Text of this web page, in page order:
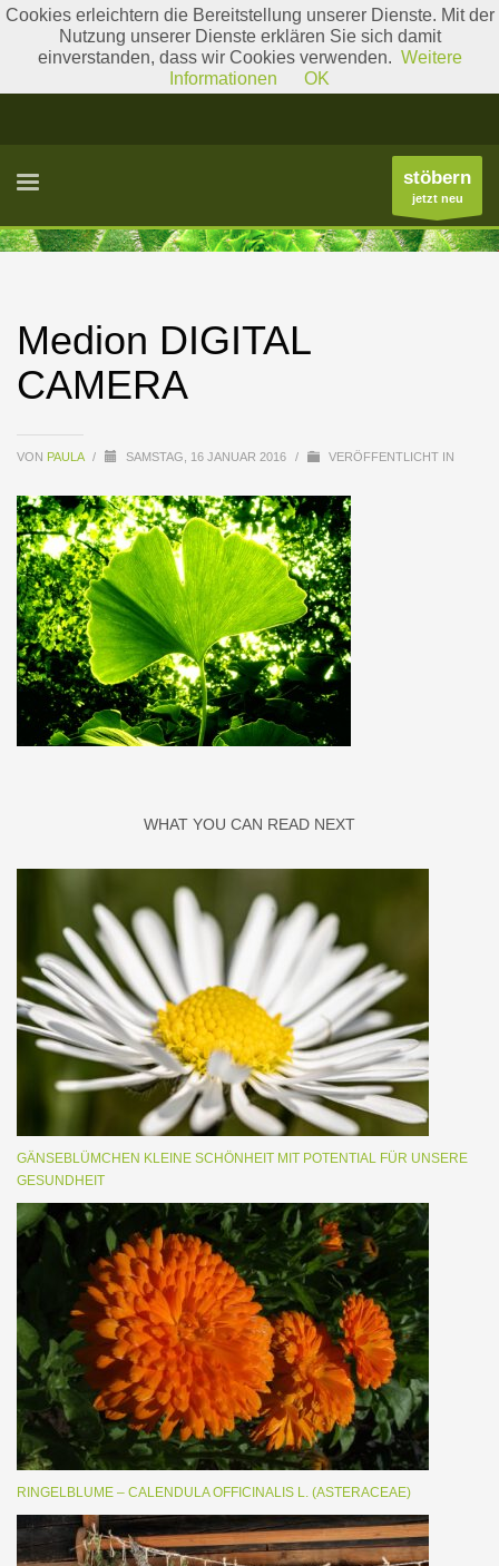
Literatur Gattungslisten
stöbern
jetzt neu
Medion DIGITAL
CAMERA
VON PAULA / SAMSTAG, 16 JANUAR 2016 / VERÖFFENTLICHT IN
WHAT YOU CAN READ NEXT
GÄNSEBLÜMCHEN KLEINE SCHÖNHEIT MIT POTENTIAL FÜR UNSERE
GESUNDHEIT
RINGELBLUME – CALENDULA OFFICINALIS L. (ASTERACEAE)
Cookies erleichtern die Bereitstellung unserer Dienste. Mit der
Nutzung unserer Dienste erklären Sie sich damit
einverstanden, dass wir Cookies verwenden. Weitere
Informationen
OK